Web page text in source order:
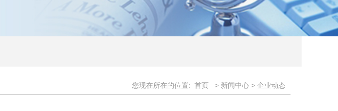
您现在所在的位置: 首页 > 新闻中心> 企业动态